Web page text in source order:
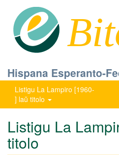
Hispana Esperanto-
Listigu La Lampiro [1960-
] laŭ titolo
Listigu La
titolo